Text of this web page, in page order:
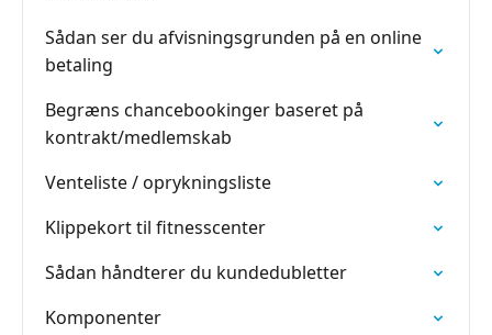
Sådan ser du afvisningsgrunden på en online
betaling
Begræns chancebookinger baseret på
kontrakt/medlemskab
Venteliste / oprykningsliste
Klippekort til fitnesscenter
Sådan håndterer du kundedubletter
Komponenter